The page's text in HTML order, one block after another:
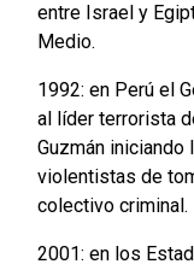
entre Israel y
Medio.
1992: en Perú el
al líder terrorista
Guzmán
violentistas de
colectivo criminal.
2001: en los